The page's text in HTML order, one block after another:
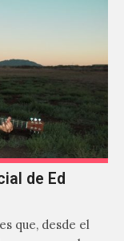
de Ed
que, desde el